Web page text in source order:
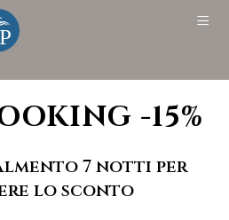
-15%
7 notti per
lo sconto